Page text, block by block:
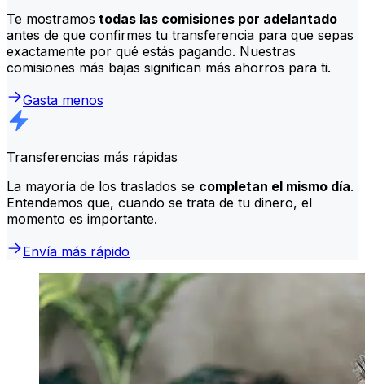
Te mostramos todas las comisiones por adelantado
antes de que confirmes tu transferencia para que sepas
exactamente por qué estás pagando. Nuestras
comisiones más bajas significan más ahorros para ti.
Gasta menos
Transferencias más rápidas
La mayoría de los traslados se completan el mismo día.
Entendemos que, cuando se trata de tu dinero, el
momento es importante.
Envía más rápido